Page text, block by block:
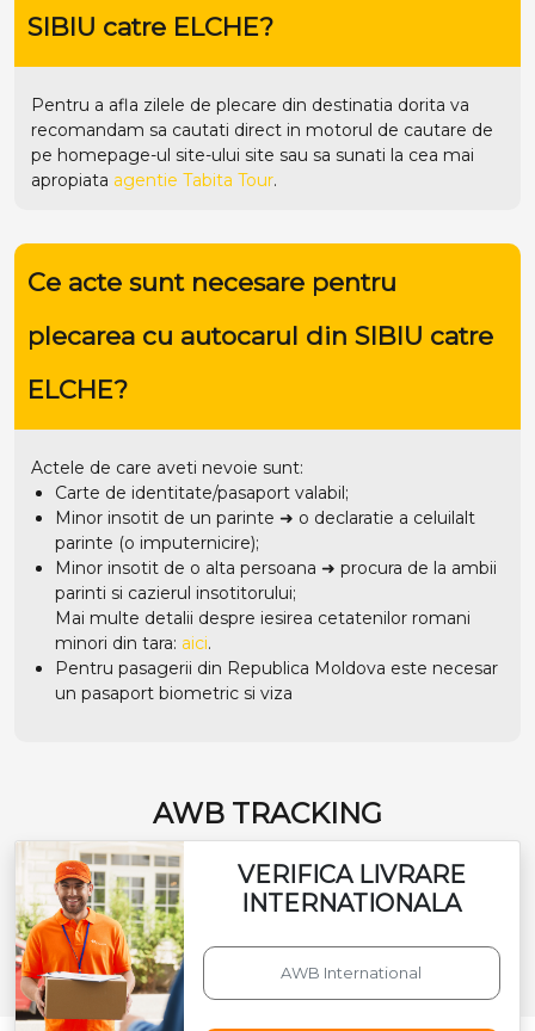
SIBIU catre ELCHE?
Pentru a afla zilele de plecare din destinatia dorita va
recomandam sa cautati direct in motorul de cautare de
pe homepage-ul site-ului site sau sa sunati la cea mai
apropiata agentie Tabita Tour.
Ce acte sunt necesare pentru
plecarea cu autocarul din SIBIU catre
ELCHE?
Actele de care aveti nevoie sunt:
Carte de identitate/pasaport valabil;
Minor insotit de un parinte ➜ o declaratie a celuilalt
parinte (o imputernicire);
Minor insotit de o alta persoana ➜ procura de la ambii
parinti si cazierul insotitorului;
Mai multe detalii despre iesirea cetatenilor romani
minori din tara: aici.
Pentru pasagerii din Republica Moldova este necesar
un pasaport biometric si viza
AWB TRACKING
VERIFICA LIVRARE
INTERNATIONALA